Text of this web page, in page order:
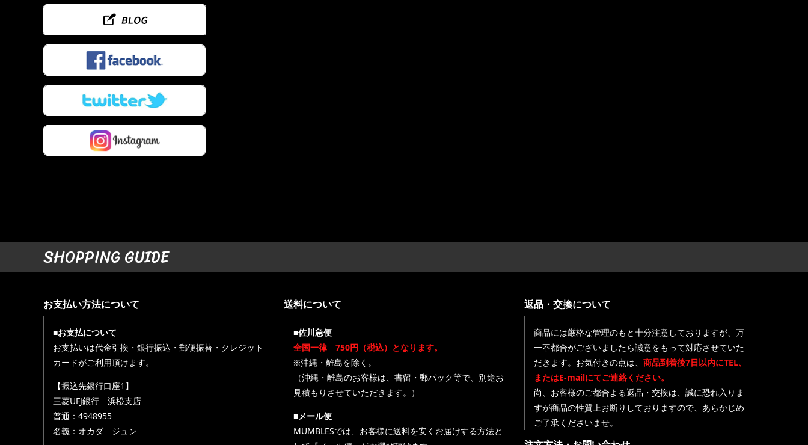
SHOPPING GUIDE
お支払い方法について
■お支払について
お支払いは代金引換・銀行振込・郵便振替・クレジット
カードがご利用頂けます。
【振込先銀行口座1】
三菱UFJ銀行 浜松支店
普通：4948955
名義：オカダ ジュン
送料について
■佐川急便
全国一律 750円（税込）となります。
※沖縄・離島を除く。
（沖縄・離島のお客様は、書留・郵パック等で、別途お
見積もりさせていただきます。）
■メール便
MUMBLESでは、お客様に送料を安くお届けする方法と
返品・交換について
商品には厳格な管理のもと十分注意しておりますが、万
一不都合がございましたら誠意をもって対応させていた
だきます。お気付きの点は、 商品到着後7日以内にTEL、
またはE-mailにてご連絡ください。
尚、お客様のご都合よる返品・交換は、誠に恐れ入りま
すが商品の性質上お断りしておりますので、あらかじめ
ご了承くださいませ。